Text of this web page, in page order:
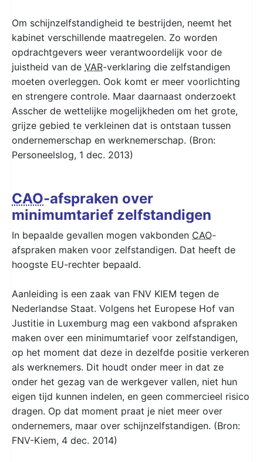
Om schijnzelfstandigheid te bestrijden, neemt het
kabinet verschillende maatregelen. Zo worden
opdrachtgevers weer verantwoordelijk voor de
juistheid van de VAR-verklaring die zelfstandigen
moeten overleggen. Ook komt er meer voorlichting
en strengere controle. Maar daarnaast onderzoekt
Asscher de wettelijke mogelijkheden om het grote,
grijze gebied te verkleinen dat is ontstaan tussen
ondernemerschap en werknemerschap. (Bron:
Personeelslog, 1 dec. 2013)
CAO-afspraken over
minimumtarief zelfstandigen
In bepaalde gevallen mogen vakbonden CAO-
afspraken maken voor zelfstandigen. Dat heeft de
hoogste EU-rechter bepaald.
Aanleiding is een zaak van FNV KIEM tegen de
Nederlandse Staat. Volgens het Europese Hof van
Justitie in Luxemburg mag een vakbond afspraken
maken over een minimumtarief voor zelfstandigen,
op het moment dat deze in dezelfde positie verkeren
als werknemers. Dit houdt onder meer in dat ze
onder het gezag van de werkgever vallen, niet hun
eigen tijd kunnen indelen, en geen commercieel risico
dragen. Op dat moment praat je niet meer over
ondernemers, maar over schijnzelfstandigen. (Bron:
FNV-Kiem, 4 dec. 2014)